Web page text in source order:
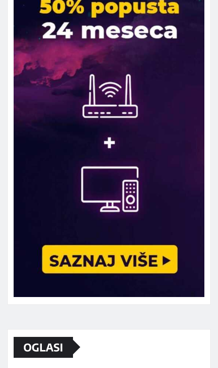
OGLASI